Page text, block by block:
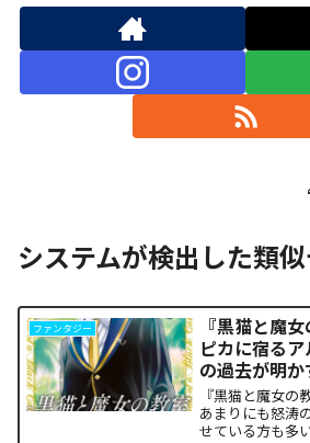
システムが検出した類
ファンタジー
『黒猫と魔
ピカに宿る
の過去が明か
『黒猫と魔女の
あまりにも怒涛
せている方も多